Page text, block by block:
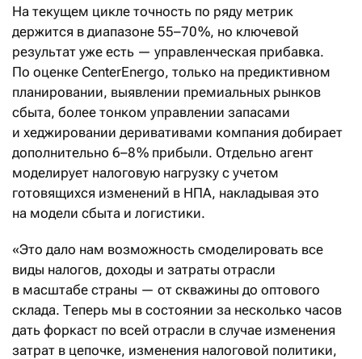
На текущем цикле точность по ряду метрик
держится в диапазоне 55–70 %, но ключевой
результат уже есть — управленческая прибавка.
По оценке CenterEnergo, только на предиктивном
планировании, выявлении премиальных рынков
сбыта, более тонком управлении запасами
и хеджировании деривативами компания добирает
дополнительно 6–8 % прибыли. Отдельно агент
моделирует налоговую нагрузку с учетом
готовящихся изменений в НПА, накладывая это
на модели сбыта и логистики.
«Это дало нам возможность смоделировать все
виды налогов, доходы и затраты отрасли
в масштабе страны — от скважины до оптового
склада. Теперь мы в состоянии за несколько часов
дать форкаст по всей отрасли в случае изменения
затрат в цепочке, изменения налоговой политики,